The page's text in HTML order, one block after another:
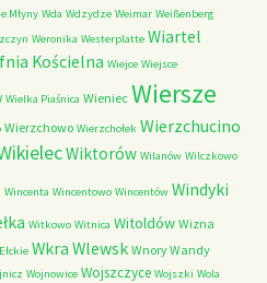
Młyny Wda Wdzydze Weimar Weißenberg
Weronika Westerplatte Wiartel
Kościelna Wiejce Wiejsce
Wielka Piaśnica Wieniec Wiersze
Wierzchowo Wierzchołek Wierzchucino
Wiktorów Wilanów Wilczkowo
Wincenta Wincentowo Wincentów Windyki
Witkowo Witnica Witoldów Wizna
Wkra Wlewsk Wnory Wandy
Wojnowice Wojszczyce Wojszki Wola